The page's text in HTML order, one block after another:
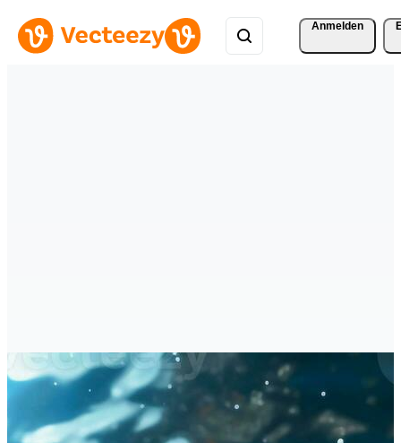
Anmelden